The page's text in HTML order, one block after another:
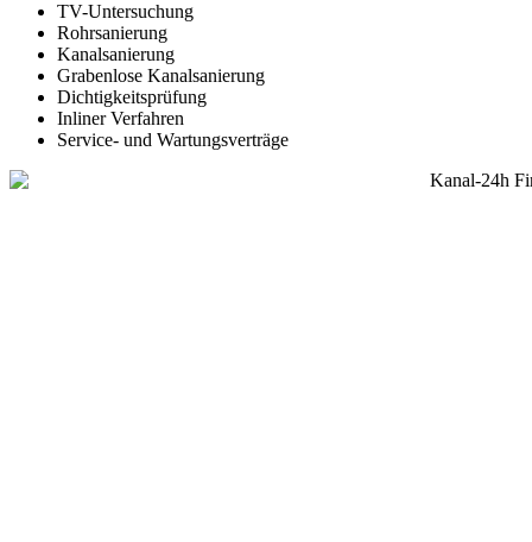
TV-Untersuchung
Rohrsanierung
Kanalsanierung
Grabenlose Kanalsanierung
Dichtigkeitsprüfung
Inliner Verfahren
Service- und Wartungsverträge